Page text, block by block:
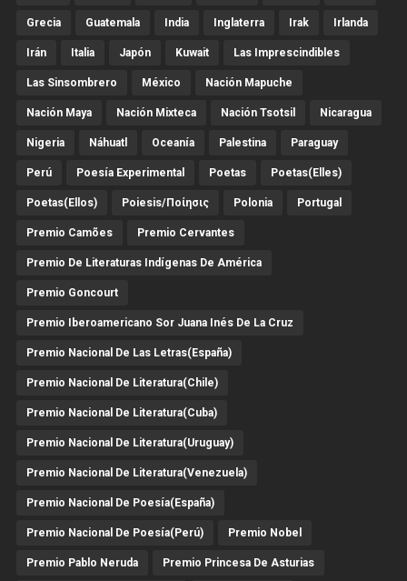
Grecia Guatemala India Inglaterra Irak Irlanda
Irán Italia Japón Kuwait Las Imprescindibles
Las Sinsombrero México Nación Mapuche
Nación Maya Nación Mixteca Nación Tsotsil Nicaragua
Nigeria Náhuatl Oceanía Palestina Paraguay
Perú Poesía Experimental Poetas Poetas(Elles)
Poetas(Ellos) Poiesis/ποίησις Polonia Portugal
Premio Camões Premio Cervantes
Premio De Literaturas Indígenas De América
Premio Goncourt
Premio Iberoamericano Sor Juana Inés De La Cruz
Premio Nacional De Las Letras(España)
Premio Nacional De Literatura(Chile)
Premio Nacional De Literatura(Cuba)
Premio Nacional De Literatura(Uruguay)
Premio Nacional De Literatura(Venezuela)
Premio Nacional De Poesía(España)
Premio Nacional De Poesía(Perú) Premio Nobel
Premio Pablo Neruda Premio Princesa De Asturias